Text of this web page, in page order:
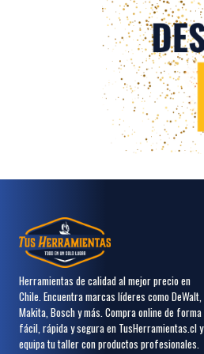
Herramientas de calidad al mejor precio en
Chile. Encuentra marcas líderes como DeWalt,
Makita, Bosch y más. Compra online de forma
fácil, rápida y segura en TusHerramientas.cl y
equipa tu taller con productos profesionales.